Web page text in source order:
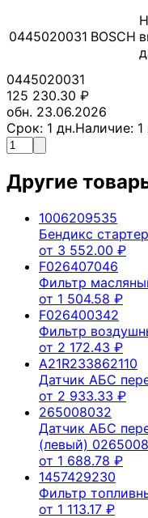
0445020031 BOSCH
0445020031
125 230.30 ₽
обн. 23.06.2026
Срок: 1 дн.Наличие: 1
Другие
1006209535
Бендикс
от 3 552.00 ₽
F026407046
Фильтр
от 1 504.58 ₽
F026400342
Фильтр
от 2 172.43 ₽
A21R233862110
Датчик АБС
от 2 933.33 ₽
265008032
Датчик АБС
(левый)
от 1 688.78 ₽
1457429230
Фильтр
от 1 113.17 ₽